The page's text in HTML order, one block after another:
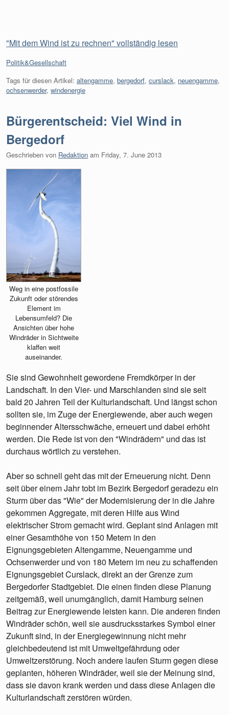
"Mit dem Wind ist zu rechnen" vollständig lesen
Kategorien:
Politik&Gesellschaft
Tags für diesen Artikel: altengamme, bergedorf, curslack, neuengamme,
ochsenwerder, windenergie
Bürgerentscheid: Viel Wind in
Bergedorf
Geschrieben von Redaktion am Friday, 7. June 2013
Weg in eine postfossile
Zukunft oder störendes
Element im
Lebensumfeld? Die
Ansichten über hohe
Windräder in Sichtweite
klaffen weit
auseinander.
Sie sind Gewohnheit gewordene Fremdkörper in der
Landschaft. In den Vier- und Marschlanden sind sie seit
bald 20 Jahren Teil der Kulturlandschaft. Und längst schon
sollten sie, im Zuge der Energiewende, aber auch wegen
beginnender Altersschwäche, erneuert und dabei erhöht
werden. Die Rede ist von den "Windrädern" und das ist
durchaus wörtlich zu verstehen.
Aber so schnell geht das mit der Erneuerung nicht. Denn
seit über einem Jahr tobt im Bezirk Bergedorf geradezu ein
Sturm über das "Wie" der Modernisierung der in die Jahre
gekommen Aggregate, mit deren Hilfe aus Wind
elektrischer Strom gemacht wird. Geplant sind Anlagen mit
einer Gesamthöhe von 150 Metern in den
Eignungsgebieten Altengamme, Neuengamme und
Ochsenwerder und von 180 Metern im neu zu schaffenden
Eignungsgebiet Curslack, direkt an der Grenze zum
Bergedorfer Stadtgebiet. Die einen finden diese Planung
zeitgemäß, weil unumgänglich, damit Hamburg seinen
Beitrag zur Energiewende leisten kann. Die anderen finden
Windräder schön, weil sie ausdrucksstarkes Symbol einer
Zukunft sind, in der Energiegewinnung nicht mehr
gleichbedeutend ist mit Umweltgefährdung oder
Umweltzerstörung. Noch andere laufen Sturm gegen diese
geplanten, höheren Windräder, weil sie der Meinung sind,
dass sie davon krank werden und dass diese Anlagen die
Kulturlandschaft zerstören würden.